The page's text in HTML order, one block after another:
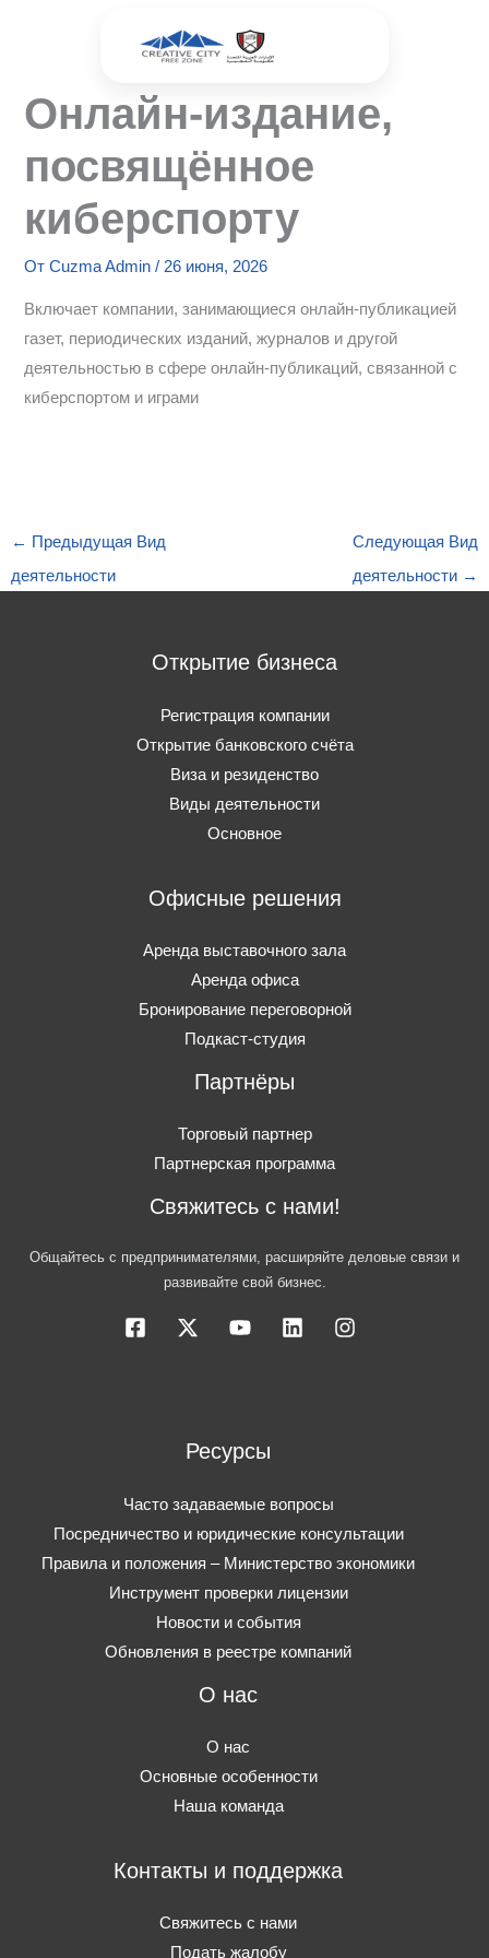
Онлайн-издание,
посвящённое
киберспорту
ОтCuzma Admin/ 26 июня, 2026
Включает компании, занимающиеся онлайн-публикацией
газет, периодических изданий, журналов и другой
деятельностью в сфере онлайн-публикаций, связанной с
киберспортом и играми
← Предыдущая Вид
деятельности
Следующая Вид
деятельности →
Открытие бизнеса
Регистрация компании
Открытие банковского счёта
Виза и резиденство
Виды деятельности
Основное
Офисные решения
Аренда выставочного зала
Аренда офиса
Бронирование переговорной
Подкаст-студия
Партнёры
Торговый партнер
Партнерская программа
Свяжитесь с нами!
Общайтесь с предпринимателями, расширяйте деловые связи и
развивайте свой бизнес.
Ресурсы
Часто задаваемые вопросы
Посредничество и юридические консультации
Правила и положения – Министерство экономики
Инструмент проверки лицензии
Новости и события
Обновления в реестре компаний
О нас
О нас
Основные особенности
Наша команда
Контакты и поддержка
Свяжитесь с нами
Подать жалобу